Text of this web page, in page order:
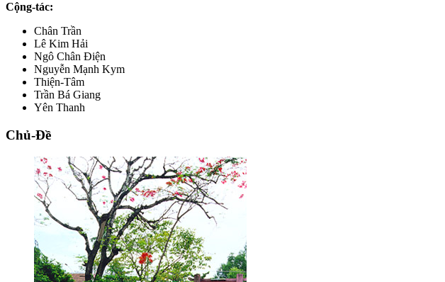
Cộng-tác:
Chân Trần
Lê Kim Hải
Ngô Chân Điện
Nguyễn Mạnh Kym
Thiện-Tâm
Trần Bá Giang
Yên Thanh
Chủ-Đề